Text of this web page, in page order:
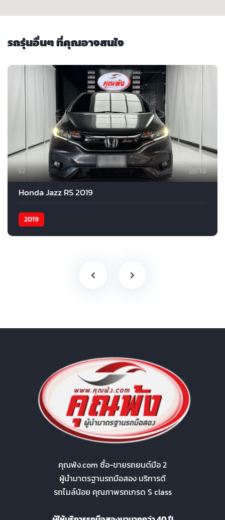
รถรุ่นอื่นๆ ที่คุณอาจสนใจ
12
Honda Jazz RS 2019
2019
คุณพ้ง.com ซื้อ-ขายรถยนต์มือ 2
ผู้นำมาตรฐานรถมือสอง บริการดี
รถไมล์น้อย คุณภาพรถเกรด S class